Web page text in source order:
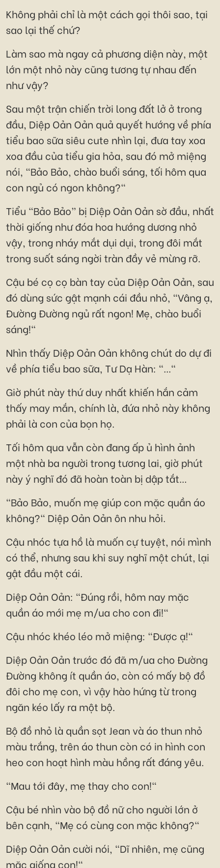
Không phải chỉ là một cách gọi thôi sao, tại
sao lại thế chứ?
Làm sao mà ngay cả phương diện này, một
lớn một nhỏ này cũng tương tự nhau đến
như vậy?
Sau một trận chiến trời long đất lở ở trong
đầu, Diệp Oản Oản quả quyết hướng về phía
tiểu bao sữa siêu cute nhìn lại, đưa tay xoa
xoa đầu của tiểu gia hỏa, sau đó mở miệng
nói, "Bảo Bảo, chào buổi sáng, tối hôm qua
con ngủ có ngon không?"
Tiểu “Bảo Bảo” bị Diệp Oản Oản sờ đầu, nhất
thời giống như đóa hoa hướng dương nhỏ
vậy, trong nháy mắt dụi dụi, trong đôi mắt
trong suốt sáng ngời tràn đầy vẻ mừng rỡ.
Cậu bé cọ cọ bàn tay của Diệp Oản Oản, sau
đó dùng sức gật mạnh cái đầu nhỏ, "Vâng ạ,
Đường Đường ngủ rất ngon! Mẹ, chào buổi
sáng!"
Nhìn thấy Diệp Oản Oản không chút do dự đi
về phía tiểu bao sữa, Tư Dạ Hàn: "..."
Giờ phút này thứ duy nhất khiến hắn cảm
thấy may mắn, chính là, đứa nhỏ này không
phải là con của bọn họ.
Tối hôm qua vẫn còn đang ấp ủ hình ảnh
một nhà ba người trong tương lai, giờ phút
này ý nghĩ đó đã hoàn toàn bị dập tắt…
"Bảo Bảo, muốn mẹ giúp con mặc quần áo
không?" Diệp Oản Oản ôn nhu hỏi.
Cậu nhóc tựa hồ là muốn cự tuyệt, nói mình
có thể, nhưng sau khi suy nghĩ một chút, lại
gật đầu một cái.
Diệp Oản Oản: "Đúng rồi, hôm nay mặc
quần áo mới mẹ m/ua cho con đi!"
Cậu nhóc khéo léo mở miệng: "Được ạ!"
Diệp Oản Oản trước đó đã m/ua cho Đường
Đường không ít quần áo, còn có mấy bộ đồ
đôi cho mẹ con, vì vậy hào hứng từ trong
ngăn kéo lấy ra một bộ.
Bộ đồ nhỏ là quần sọt Jean và áo thun nhỏ
màu trắng, trên áo thun còn có in hình con
heo con hoạt hình màu hồng rất đáng yêu.
"Mau tới đây, mẹ thay cho con!"
Cậu bé nhìn vào bộ đồ nữ cho người lớn ở
bên cạnh, "Mẹ có cùng con mặc không?"
Diệp Oản Oản cười nói, "Dĩ nhiên, mẹ cũng
mặc giống con!"